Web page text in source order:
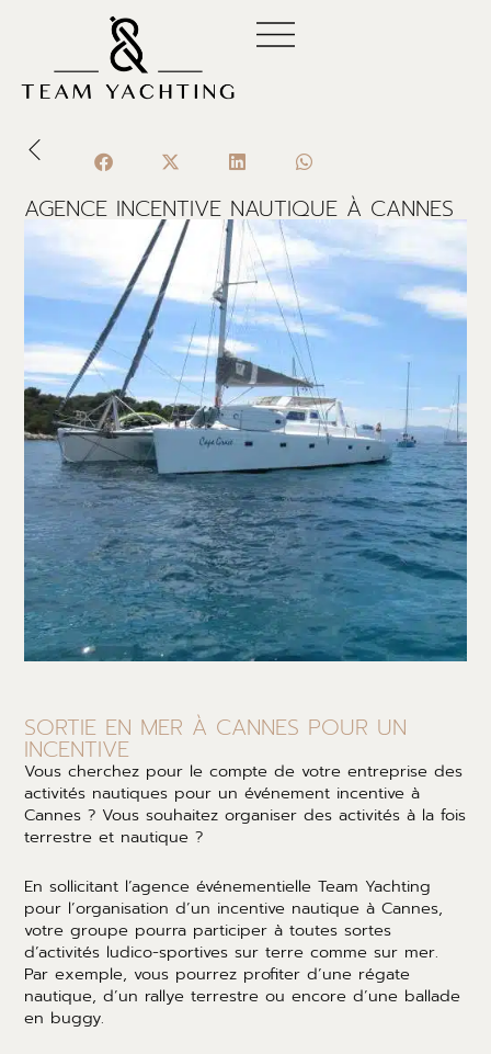
AGENCE INCENTIVE NAUTIQUE À CANNES
SORTIE EN MER À CANNES POUR UN
INCENTIVE
Vous cherchez pour le compte de votre entreprise des
activités nautiques pour un événement incentive à
Cannes ? Vous souhaitez organiser des activités à la fois
terrestre et nautique ?
En sollicitant l’agence événementielle Team Yachting
pour l’organisation d’un incentive nautique à Cannes,
votre groupe pourra participer à toutes sortes
d’activités ludico-sportives sur terre comme sur mer.
Par exemple, vous pourrez profiter d’une régate
nautique, d’un rallye terrestre ou encore d’une ballade
en buggy.